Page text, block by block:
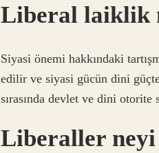
Liberal laiklik
Siyasi önemi hakkındaki
edilir ve siyasi gücün dini
sırasında devlet ve dini
Liberaller neyi